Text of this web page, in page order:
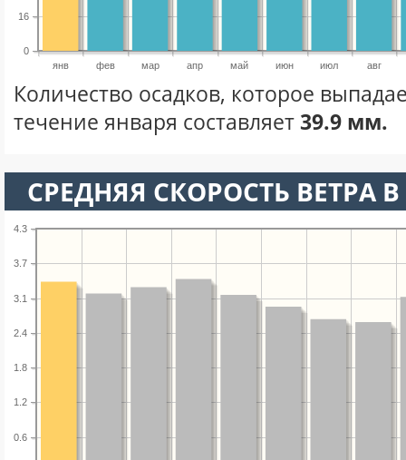
янв фев мар апр май июн июл авг
0
16
Количество осадков, которое
течение января составляет39.9 мм.
СРЕДНЯЯ СКОРОСТЬ ВЕТРА
0.6
1.2
1.8
2.4
3.1
3.7
4.3